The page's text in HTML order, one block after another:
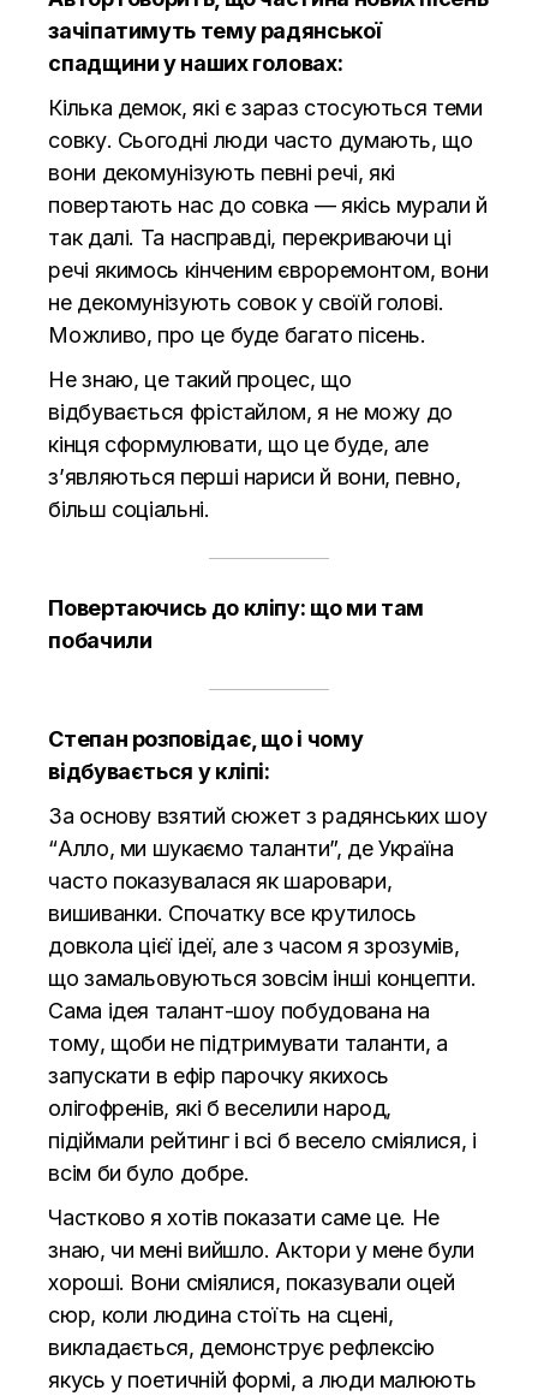
зачіпатимуть тему радянської
спадщини у наших головах:
Кілька демок, які є зараз стосуються теми
совку. Сьогодні люди часто думають, що
вони декомунізують певні речі, які
повертають нас до совка — якісь мурали й
так далі. Та насправді, перекриваючи ці
речі якимось кінченим євроремонтом, вони
не декомунізують совок у своїй голові.
Можливо, про це буде багато пісень.
Не знаю, це такий процес, що
відбувається фрістайлом, я не можу до
кінця сформулювати, що це буде, але
з’являються перші нариси й вони, певно,
більш соціальні.
Повертаючись до кліпу: що ми там
побачили
Степан розповідає, що і чому
відбувається у кліпі:
За основу взятий сюжет з радянських шоу
“Алло, ми шукаємо таланти”, де Україна
часто показувалася як шаровари,
вишиванки. Спочатку все крутилось
довкола цієї ідеї, але з часом я зрозумів,
що замальовуються зовсім інші концепти.
Сама ідея талант-шоу побудована на
тому, щоби не підтримувати таланти, а
запускати в ефір парочку якихось
олігофренів, які б веселили народ,
підіймали рейтинг і всі б весело сміялися, і
всім би було добре.
Частково я хотів показати саме це. Не
знаю, чи мені вийшло. Актори у мене були
хороші. Вони сміялися, показували оцей
сюр, коли людина стоїть на сцені,
викладається, демонструє рефлексію
якусь у поетичній формі, а люди малюють